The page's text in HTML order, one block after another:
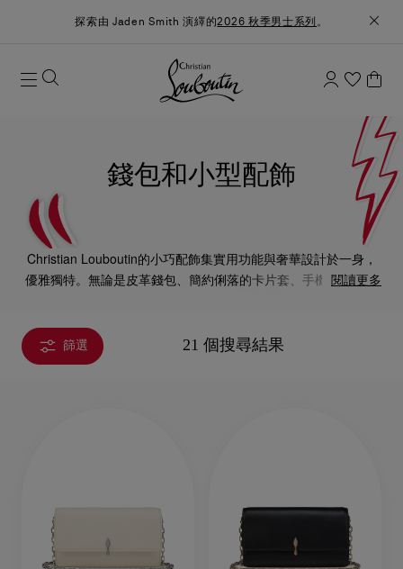
探索由 Jaden Smith 演繹的2026 秋季男士系列 。
錢包和小型配飾
Christian Louboutin的小巧配飾集實用功能與奢華設計於一身，
優雅獨特。無論是皮革錢包、簡約俐落的卡片套、手機袋，還是
閱讀更多
篩選 21 個搜尋結果